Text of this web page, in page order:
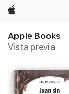
Apple
Apple Books
Vista previa
local
Abrir